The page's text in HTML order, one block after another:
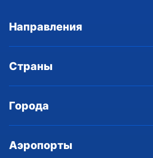
Направления
Страны
Города
Аэропорты